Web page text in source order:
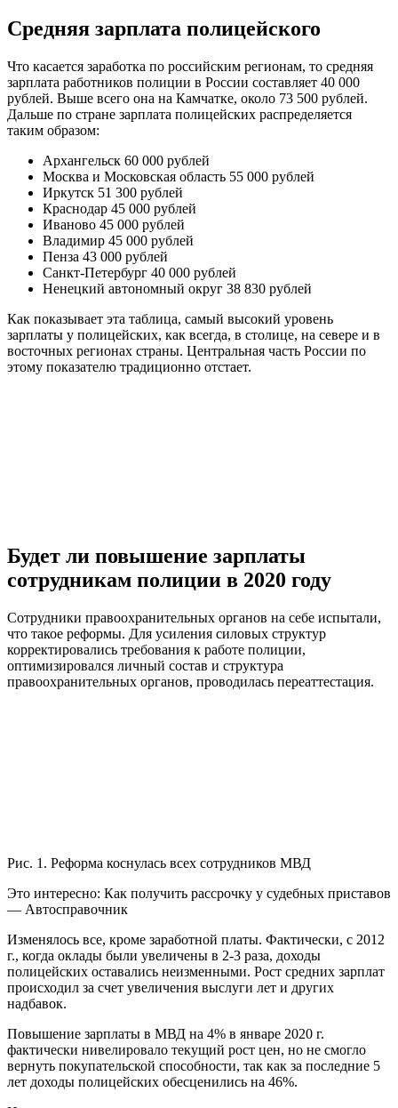
Средняя зарплата полицейского
Что касается заработка по российским регионам, то средняя
зарплата работников полиции в России составляет 40 000
рублей. Выше всего она на Камчатке, около 73 500 рублей.
Дальше по стране зарплата полицейских распределяется
таким образом:
Архангельск 60 000 рублей
Москва и Московская область 55 000 рублей
Иркутск 51 300 рублей
Краснодар 45 000 рублей
Иваново 45 000 рублей
Владимир 45 000 рублей
Пенза 43 000 рублей
Санкт-Петербург 40 000 рублей
Ненецкий автономный округ 38 830 рублей
Как показывает эта таблица, самый высокий уровень
зарплаты у полицейских, как всегда, в столице, на севере и в
восточных регионах страны. Центральная часть России по
этому показателю традиционно отстает.
Будет ли повышение зарплаты
сотрудникам полиции в 2020 году
Сотрудники правоохранительных органов на себе испытали,
что такое реформы. Для усиления силовых структур
корректировались требования к работе полиции,
оптимизировался личный состав и структура
правоохранительных органов, проводилась переаттестация.
Рис. 1. Реформа коснулась всех сотрудников МВД
Это интересно: Как получить рассрочку у судебных приставов
— Автосправочник
Изменялось все, кроме заработной платы. Фактически, с 2012
г., когда оклады были увеличены в 2-3 раза, доходы
полицейских оставались неизменными. Рост средних зарплат
происходил за счет увеличения выслуги лет и других
надбавок.
Повышение зарплаты в МВД на 4% в январе 2020 г.
фактически нивелировало текущий рост цен, но не смогло
вернуть покупательской способности, так как за последние 5
лет доходы полицейских обесценились на 46%.